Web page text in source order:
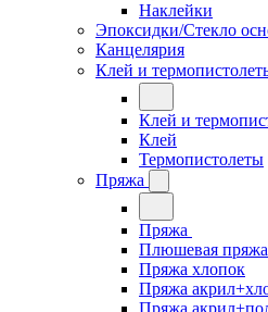
Наклейки
Эпоксидки/Стекло
Канцелярия
Клей и
Клей и
Клей
Термопистолеты
Пряжа
Пряжа
Плюшевая пряжа
Пряжа хлопок
Пряжа
Пряжа